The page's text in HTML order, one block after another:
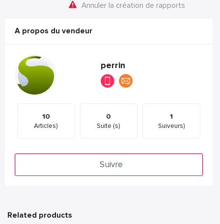
Annuler la création de rapports
A propos du vendeur
perrin
10
Articles)
0
Suite (s)
1
Suiveurs)
Suivre
Related products